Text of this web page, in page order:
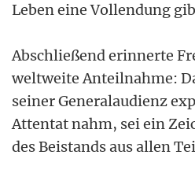
Leben eine Vollendung
Abschließend erinnerte
weltweite Anteilnahme:
seiner Generalaudienz
Attentat nahm, sei ein
des Beistands aus allen